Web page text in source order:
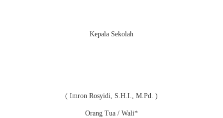
Kepala Sekolah
( Imron Rosyidi, S.H.I., M.Pd. )
Orang Tua / Wali*